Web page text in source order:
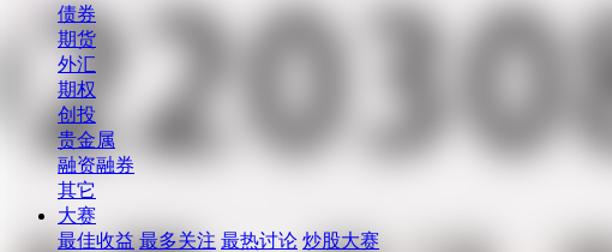
债券
期货
外汇
期权
创投
贵金属
融资融券
其它
大赛
最佳收益 最多关注 最热讨论 炒股大赛